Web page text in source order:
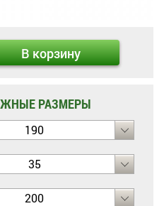
В корзину
РАЗМЕРЫ
190
35
200